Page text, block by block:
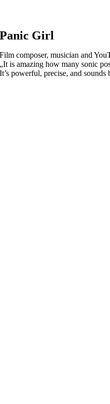
Panic Girl
Film composer, musician and
„It is amazing how many sonic
It’s powerful, precise, and sounds